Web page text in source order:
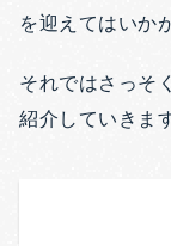
を迎えてはいか
それではさっそ
紹介していきま